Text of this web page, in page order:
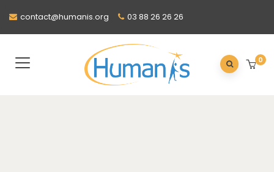
contact@humanis.org 03 88 26 26 26
0